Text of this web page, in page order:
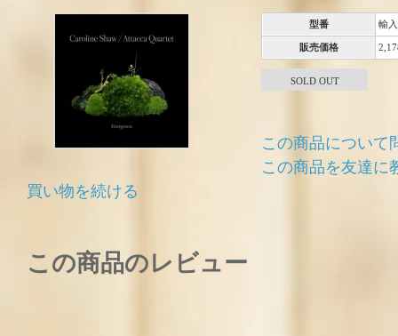
型番 輸
販売価格
SOLD OUT
この商品について
この商品を友達に
買い物を続ける
この商品のレビュー